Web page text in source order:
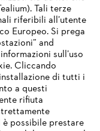
unterstützen. Für
Tali terze
riferibili all’utente
Europeo. Si prega
and
sull’uso
Cliccando
di tutti i
a questi
rifiuta
è possibile prestare